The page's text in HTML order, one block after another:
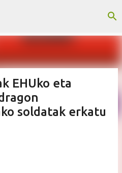
eduki nagusira
EHUko eta
soldatak erkatu